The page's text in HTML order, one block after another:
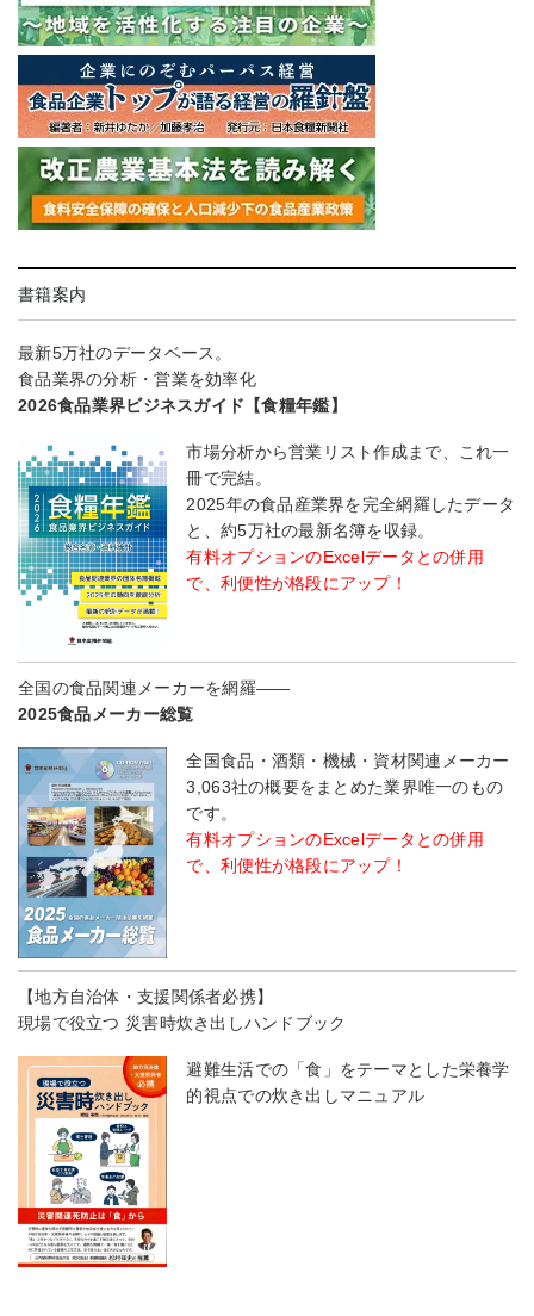
書籍案内
最新5万社のデータベース。
食品業界の分析・営業を効率化
2026食品業界ビジネスガイド【食糧年鑑】
市場分析から営業リスト作成まで、これ一
冊で完結。
2025年の食品産業界を完全網羅したデータ
と、約5万社の最新名簿を収録。
有料オプションのExcelデータとの併用
で、利便性が格段にアップ！
全国の食品関連メーカーを網羅――
2025食品メーカー総覧
全国食品・酒類・機械・資材関連メーカー
3,063社の概要をまとめた業界唯一のもの
です。
有料オプションのExcelデータとの併用
で、利便性が格段にアップ！
【地方自治体・支援関係者必携】
現場で役立つ 災害時炊き出しハンドブック
避難生活での「食」をテーマとした栄養学
的視点での炊き出しマニュアル